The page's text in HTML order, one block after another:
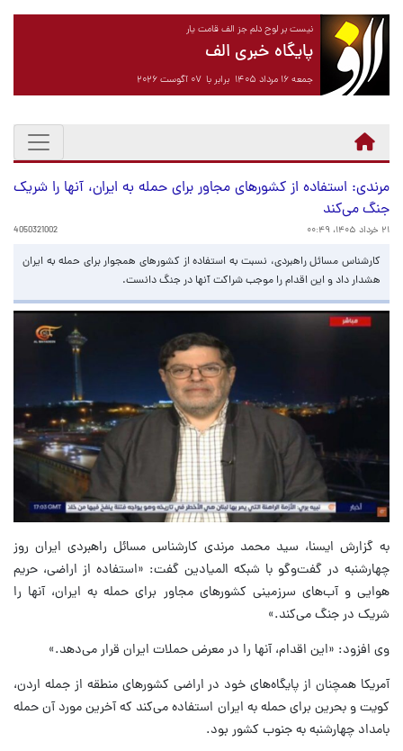
نیست بر لوح دلم جز الف قامت یار
پایگاه خبری الف
جمعه ۱۶ مرداد ۱۴۰۵ برابر با ۰۷ آگوست ۲۰۲۶
مرندی: استفاده از کشورهای مجاور برای حمله به ایران، آنها را شریک
جنگ می‌کند
۲۱ خرداد ۱۴۰۵، ۰۰:۴۹ 4050321002
کارشناس مسائل راهبردی، نسبت به استفاده از کشورهای همجوار برای حمله به ایران
هشدار داد و این اقدام را موجب شراکت آنها در جنگ دانست.
به گزارش ایسنا، سید محمد مرندی کارشناس مسائل راهبردی ایران روز
چهارشنبه در گفت‌وگو با شبکه المیادین گفت: «استفاده از اراضی، حریم
هوایی و آب‌های سرزمینی کشورهای مجاور برای حمله به ایران، آنها را
شریک در جنگ می‌کند.»
وی افزود: «این اقدام، آنها را در معرض حملات ایران قرار می‌دهد.»
آمریکا همچنان از پایگاه‌های خود در اراضی کشورهای منطقه از جمله اردن،
کویت و بحرین برای حمله به ایران استفاده می‌کند که آخرین مورد آن حمله
بامداد چهارشنبه به جنوب کشور بود.